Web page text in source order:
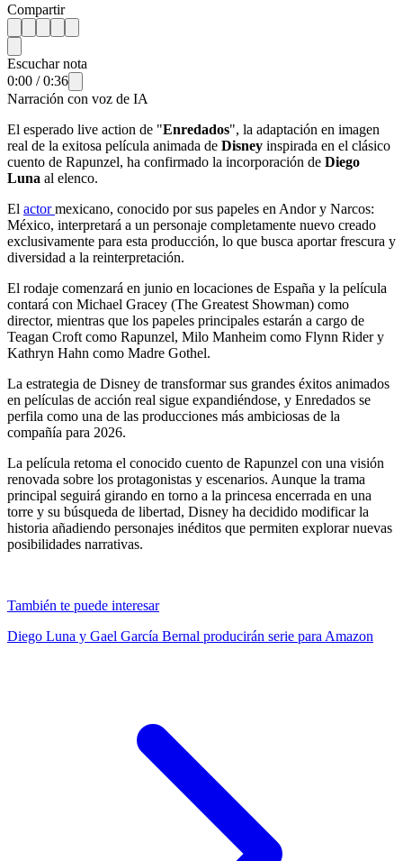
Compartir
Escuchar nota
0:00 /0:36
Narración con voz de IA
El esperado live action de "Enredados", la adaptación en imagen
real de la exitosa película animada de Disney inspirada en el clásico
cuento de Rapunzel, ha confirmado la incorporación de Diego
Luna al elenco.
El actormexicano, conocido por sus papeles en Andor y Narcos:
México, interpretará a un personaje completamente nuevo creado
exclusivamente para esta producción, lo que busca aportar frescura y
diversidad a la reinterpretación.
El rodaje comenzará en junio en locaciones de España y la película
contará con Michael Gracey (The Greatest Showman) como
director, mientras que los papeles principales estarán a cargo de
Teagan Croft como Rapunzel, Milo Manheim como Flynn Rider y
Kathryn Hahn como Madre Gothel.
La estrategia de Disney de transformar sus grandes éxitos animados
en películas de acción real sigue expandiéndose, y Enredados se
perfila como una de las producciones más ambiciosas de la
compañía para 2026.
La película retoma el conocido cuento de Rapunzel con una visión
renovada sobre los protagonistas y escenarios. Aunque la trama
principal seguirá girando en torno a la princesa encerrada en una
torre y su búsqueda de libertad, Disney ha decidido modificar la
historia añadiendo personajes inéditos que permiten explorar nuevas
posibilidades narrativas.
También te puede interesar
Diego Luna y Gael García Bernal producirán serie para Amazon